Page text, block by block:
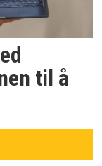
til å